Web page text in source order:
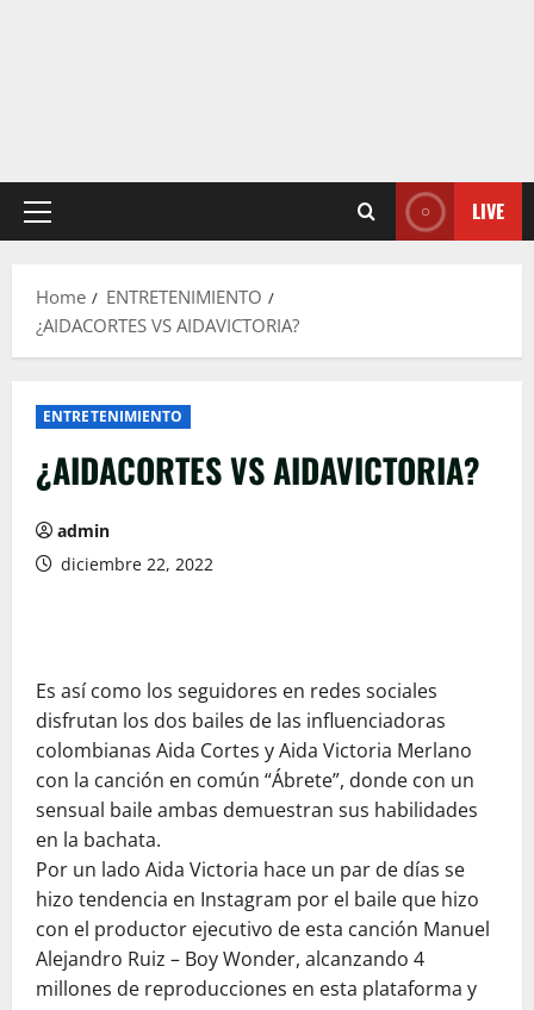
Primary
LIVE
Home
ENTRETENIMIENTO
¿AIDACORTES VS AIDAVICTORIA?
ENTRETENIMIENTO
¿AIDACORTES VS AIDAVICTORIA?
admin
diciembre 22, 2022
Es así como los seguidores en redes sociales
disfrutan los dos bailes de las influenciadoras
colombianas Aida Cortes y Aida Victoria Merlano
con la canción en común “Ábrete”, donde con un
sensual baile ambas demuestran sus habilidades
en la bachata.
Por un lado Aida Victoria hace un par de días se
hizo tendencia en Instagram por el baile que hizo
con el productor ejecutivo de esta canción Manuel
Alejandro Ruiz – Boy Wonder, alcanzando 4
millones de reproducciones en esta plataforma y